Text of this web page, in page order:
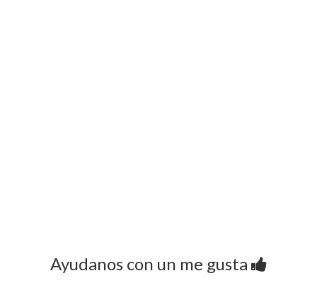
Ayudanos con un me gusta